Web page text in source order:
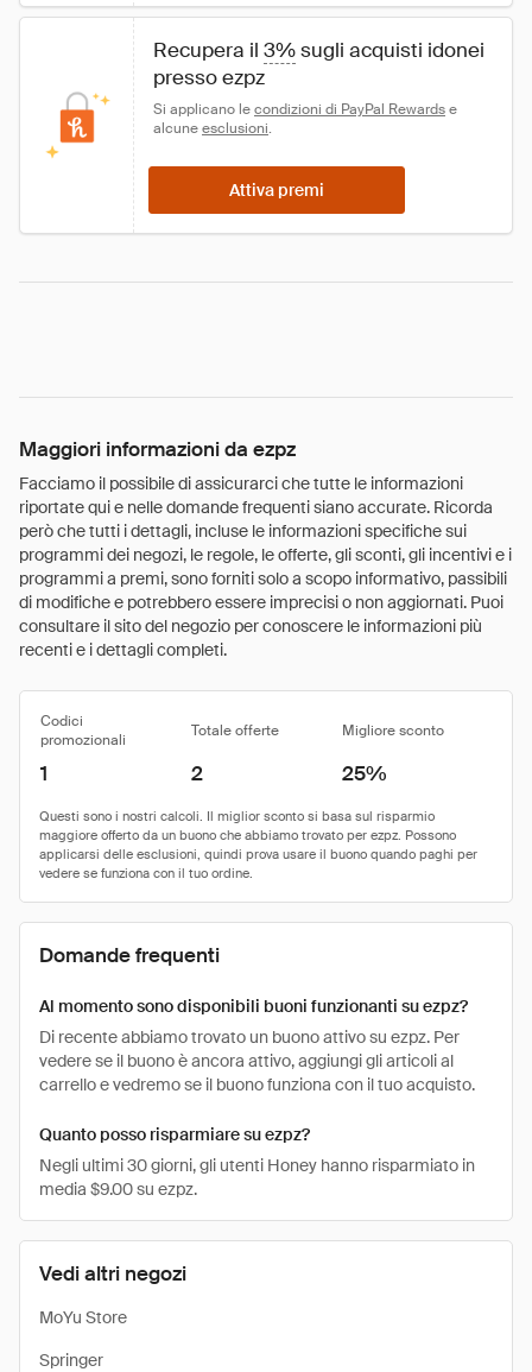
Recupera il 3% sugli acquisti idonei
presso ezpz
Si applicano le condizioni di PayPal Rewards e
alcune esclusioni.
Attiva premi
Maggiori informazioni da ezpz
Facciamo il possibile di assicurarci che tutte le informazioni
riportate qui e nelle domande frequenti siano accurate. Ricorda
però che tutti i dettagli, incluse le informazioni specifiche sui
programmi dei negozi, le regole, le offerte, gli sconti, gli incentivi e i
programmi a premi, sono forniti solo a scopo informativo, passibili
di modifiche e potrebbero essere imprecisi o non aggiornati. Puoi
consultare il sito del negozio per conoscere le informazioni più
recenti e i dettagli completi.
Vedi altri negozi
MoYu Store
Springer
Codici
promozionali
Totale offerte Migliore sconto
1 2 25%
Domande frequenti
Al momento sono disponibili buoni funzionanti su ezpz?
Di recente abbiamo trovato un buono attivo su ezpz. Per
vedere se il buono è ancora attivo, aggiungi gli articoli al
carrello e vedremo se il buono funziona con il tuo acquisto.
Quanto posso risparmiare su ezpz?
Negli ultimi 30 giorni, gli utenti Honey hanno risparmiato in
media $9.00 su ezpz.